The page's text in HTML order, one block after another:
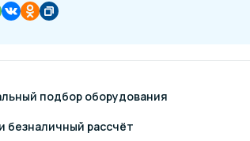
подбор оборудования
безналичный рассчёт